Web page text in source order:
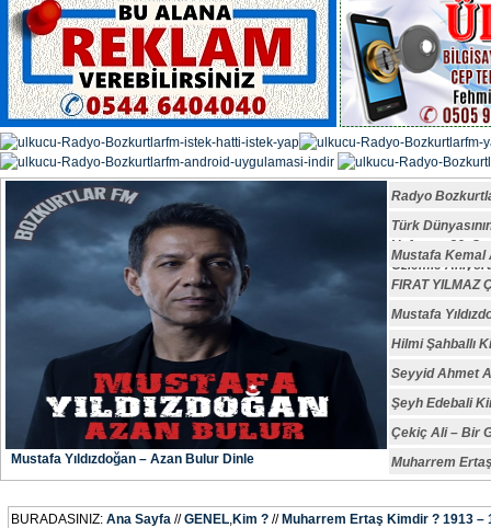
Mustafa Yıldızdoğan – Azan Bulur Dinle
Radyo
Türk
Vefatının 29.
Özlemle
Mustafa Kemal
FIRAT YILMAZ
Mustafa
Hilmi Şahballı
Seyyid Ahmet
Şeyh Edebali
Çekiç Ali – Bir
Muharrem
BURADASINIZ: Ana Sayfa //GENEL,Kim ? // Muharrem Ertaş Kimdir ? 1913 –